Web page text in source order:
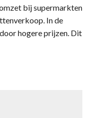
bij supermarkten
In de
hogere prijzen. Dit